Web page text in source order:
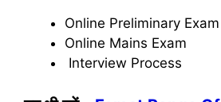
Online Preliminary Exam
Online Mains Exam
Interview Process